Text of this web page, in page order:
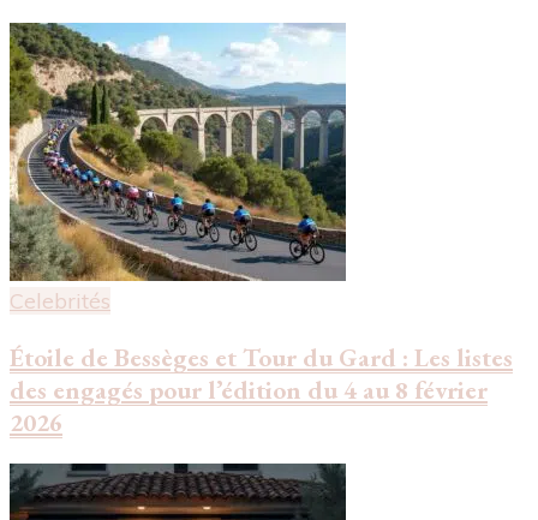
Celebrités
Étoile de Bessèges et Tour du Gard : Les listes
des engagés pour l’édition du 4 au 8 février
2026